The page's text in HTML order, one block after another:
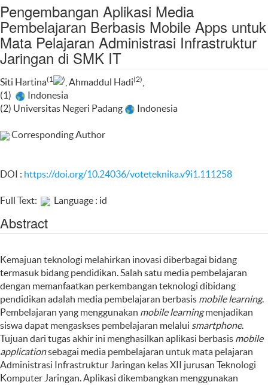
Pengembangan Aplikasi Media
Pembelajaran Berbasis Mobile Apps untuk
Mata Pelajaran Administrasi Infrastruktur
Jaringan di SMK IT
Siti Hartina(1 ) , Ahmaddul Hadi(2)
(1)
Indonesia
(2) Universitas Negeri Padang
Indonesia
Corresponding Author
DOI : https://doi.org/10.24036/voteteknika.v9i1.111258
Full Text: Language : id
Abstract
Kemajuan teknologi melahirkan inovasi diberbagai bidang
termasuk bidang pendidikan. Salah satu media pembelajaran
dengan memanfaatkan perkembangan teknologi dibidang
pendidikan adalah media pembelajaran berbasis mobile learning.
Pembelajaran yang menggunakan mobile learningmenjadikan
siswa dapat mengaskses pembelajaran melalui smartphone.
Tujuan dari tugas akhir ini menghasilkan aplikasi berbasis mobile
applicationsebagai media pembelajaran untuk mata pelajaran
Administrasi Infrastruktur Jaringan kelas XII jurusan Teknologi
Komputer Jaringan. Aplikasi dikembangkan menggunakan